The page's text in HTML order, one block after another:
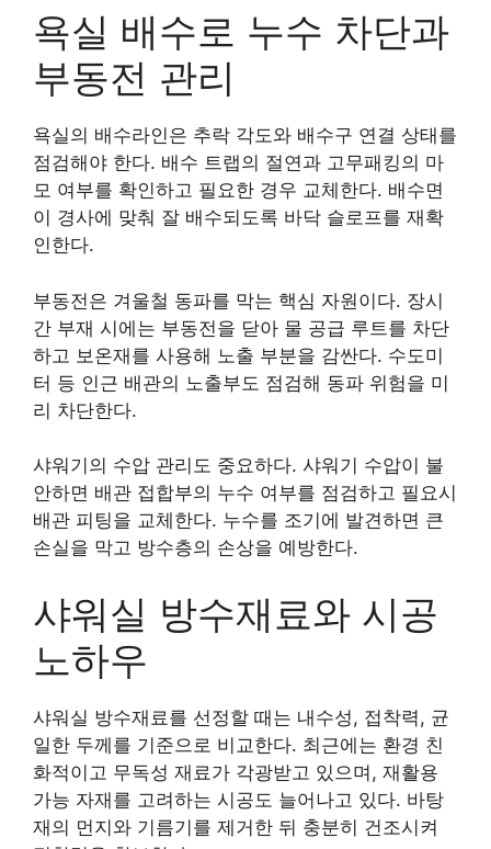
욕실 배수로 누수 차단과
부동전 관리
욕실의 배수라인은 추락 각도와 배수구 연결 상태를
점검해야 한다. 배수 트랩의 절연과 고무패킹의 마
모 여부를 확인하고 필요한 경우 교체한다. 배수면
이 경사에 맞춰 잘 배수되도록 바닥 슬로프를 재확
인한다.
부동전은 겨울철 동파를 막는 핵심 자원이다. 장시
간 부재 시에는 부동전을 닫아 물 공급 루트를 차단
하고 보온재를 사용해 노출 부분을 감싼다. 수도미
터 등 인근 배관의 노출부도 점검해 동파 위험을 미
리 차단한다.
샤워기의 수압 관리도 중요하다. 샤워기 수압이 불
안하면 배관 접합부의 누수 여부를 점검하고 필요시
배관 피팅을 교체한다. 누수를 조기에 발견하면 큰
손실을 막고 방수층의 손상을 예방한다.
샤워실 방수재료와 시공
노하우
샤워실 방수재료를 선정할 때는 내수성, 접착력, 균
일한 두께를 기준으로 비교한다. 최근에는 환경 친
화적이고 무독성 재료가 각광받고 있으며, 재활용
가능 자재를 고려하는 시공도 늘어나고 있다. 바탕
재의 먼지와 기름기를 제거한 뒤 충분히 건조시켜